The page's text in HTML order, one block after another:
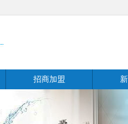
招商加盟